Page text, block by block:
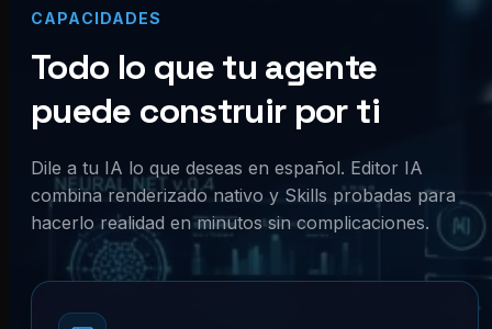
CAPACIDADES
Todo lo que tu agente
puede construir por ti
Dile a tu IA lo que deseas en español. Editor IA
combina renderizado nativo y Skills probadas para
hacerlo realidad en minutos sin complicaciones.